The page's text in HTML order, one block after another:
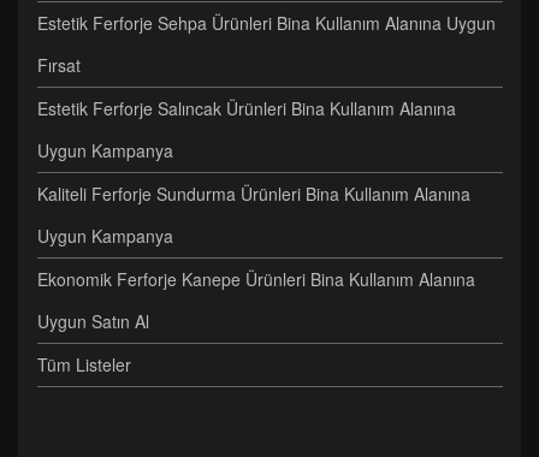
Estetik Ferforje Sehpa Ürünleri Bina Kullanım Alanına Uygun
Fırsat
Estetik Ferforje Salıncak Ürünleri Bina Kullanım Alanına
Uygun Kampanya
Kaliteli Ferforje Sundurma Ürünleri Bina Kullanım Alanına
Uygun Kampanya
Ekonomik Ferforje Kanepe Ürünleri Bina Kullanım Alanına
Uygun Satın Al
Tüm Listeler